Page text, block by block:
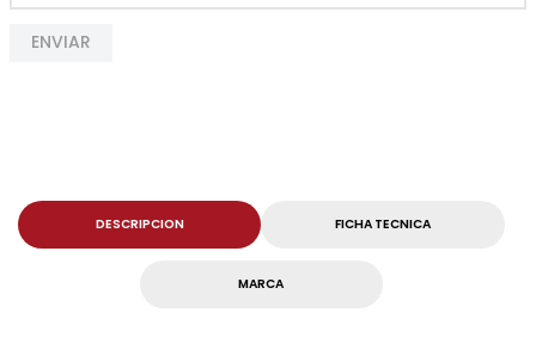
ENVIAR
DESCRIPCION FICHA TECNICA
MARCA